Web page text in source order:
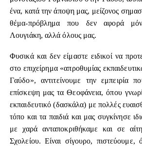
ένα, κατά την άποψη μας, μείζονος
θέμα-πρόβλημα που δεν αφορά
Λουγιάκη, αλλά όλους μας.
Φυσικά και δεν είμαστε ειδικοί να
στο επιχείρημα «απροθυμίας
Γαύδο», αντιτείνουμε την εμπειρία
επίσκεψη μας τα Θεοφάνεια, όπου
εκπαιδευτικό (δασκάλα) με πολλές
τόπο και τα παιδιά και μας συγκίνησε
με χαρά ανταποκριθήκαμε και σε
Σχολείου. Είναι σίγουρο, πιστεύουμε,